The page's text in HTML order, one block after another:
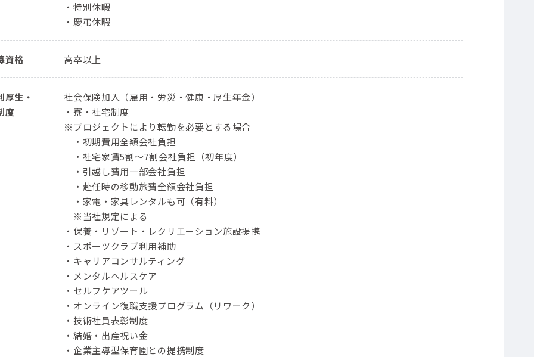
・特別休暇
・慶弔休暇
資格 高卒以上
厚生・
度
社会保険加入（雇用・労災・健康・厚生年金）
・寮・社宅制度
※プロジェクトにより転勤を必要とする場合
・初期費用全額会社負担
・社宅家賃5割～7割会社負担（初年度）
・引越し費用一部会社負担
・赴任時の移動旅費全額会社負担
・家電・家具レンタルも可（有料）
※当社規定による
・保養・リゾート・レクリエーション施設提携
・スポーツクラブ利用補助
・キャリアコンサルティング
・メンタルヘルスケア
・セルフケアツール
・オンライン復職支援プログラム（リワーク）
・技術社員表彰制度
・結婚・出産祝い金
・企業主導型保育園との提携制度